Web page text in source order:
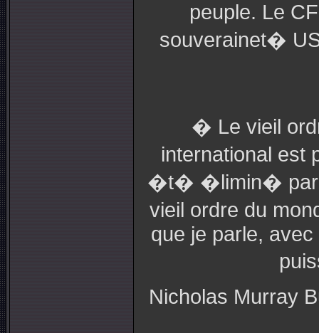
peuple. Le
souverainet�
� Le vieil
international est
�t� �limin� par
vieil ordre du
que je parle,
Nicholas Murray